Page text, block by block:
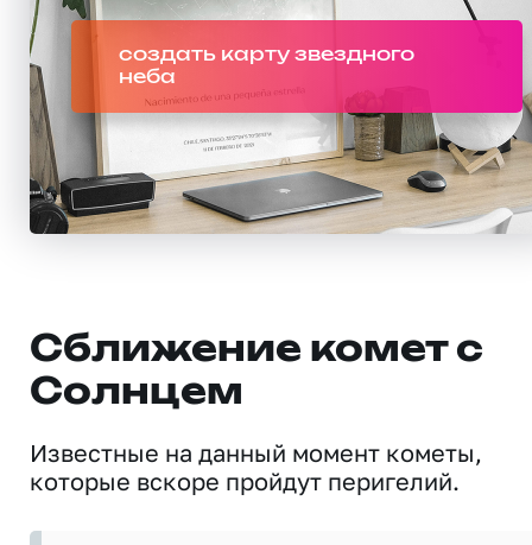
создать карту звездного
неба
Сближение комет с
Солнцем
Известные на данный момент кометы,
которые вскоре пройдут перигелий.